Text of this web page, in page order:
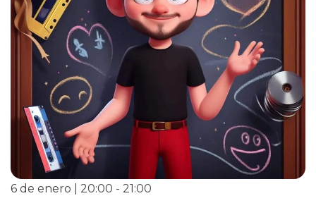
6 de enero | 20:00 - 21:00